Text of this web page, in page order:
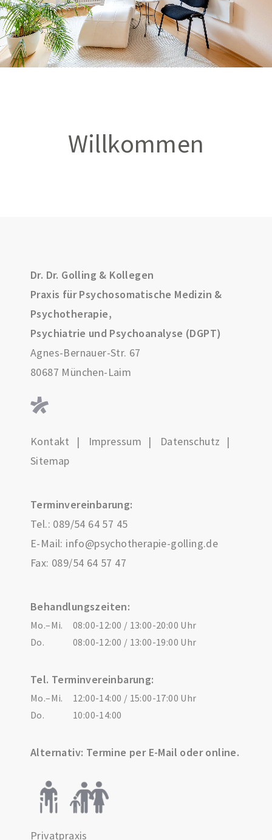
Willkommen
Dr. Dr. Golling & Kollegen
Praxis für Psychosomatische Medizin &
Psychotherapie,
Psychiatrie und Psychoanalyse (DGPT)
Agnes-Bernauer-Str. 67
80687 München-Laim
Kontakt Impressum
Datenschutz
Sitemap
Terminvereinbarung:
Tel.: 089/54 64 57 45
E-Mail: info@psychotherapie-golling.de
Fax: 089/54 64 57 47
Behandlungszeiten:
Mo.–Mi.
08:00-12:00 / 13:00-20:00 Uhr
Do.
08:00-12:00 / 13:00-19:00 Uhr
Tel. Terminvereinbarung:
Mo.–Mi.
12:00-14:00 / 15:00-17:00 Uhr
Do.
10:00-14:00
Alternativ: Termine per E-Mail oder online.
Privatpraxis